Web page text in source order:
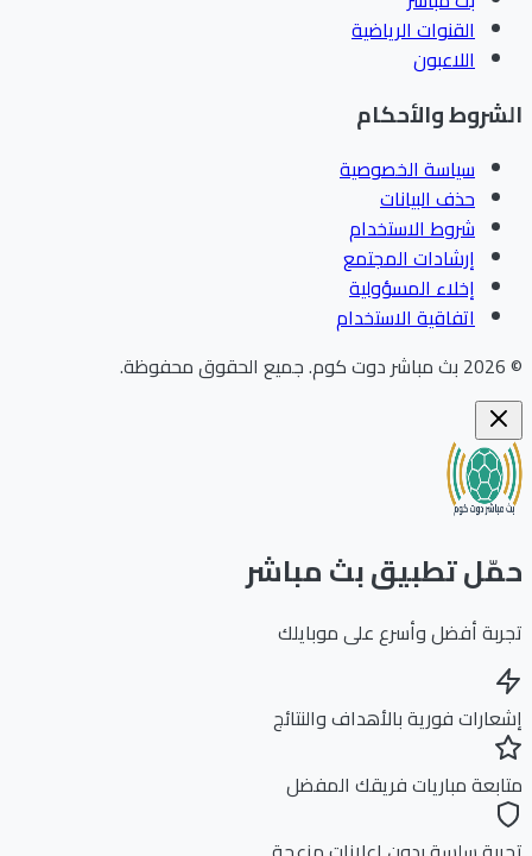
القنوات الرياضية
اللاعبون
والأحكام
سياسة الخصوصية
حذف البيانات
شروط الاستخدام
إرشادات المجتمع
إخلاء المسؤولية
اتفاقية الاستخدام
بث مباشر دوت كوم.جميع الحقوق محفوظة.
تطبيق بث مباشر
أفضل وأسرع على موبايلك
فورية بالأهداف والنتائج
مباريات فريقك المفضل